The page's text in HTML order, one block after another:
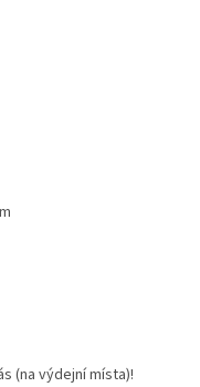
(na výdejní místa)!